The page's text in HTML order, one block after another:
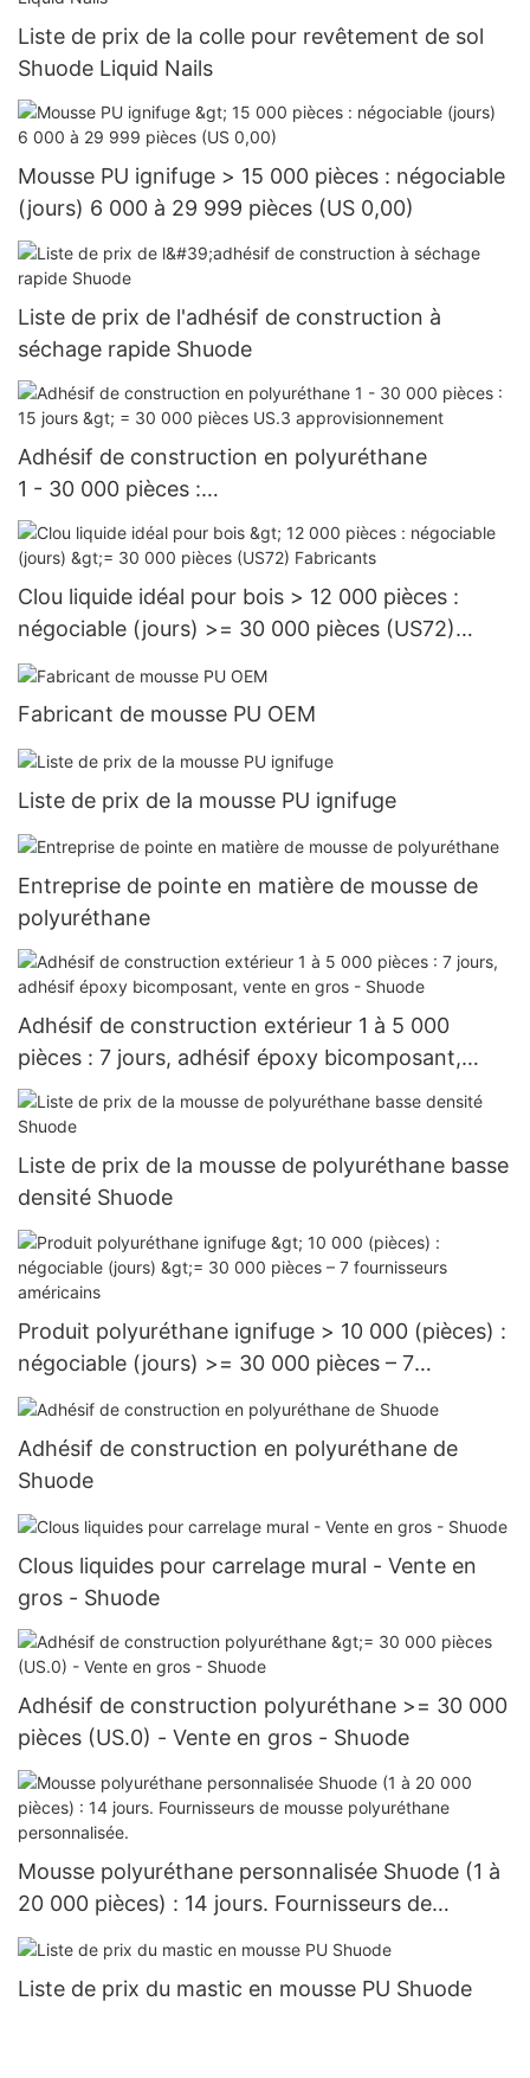
Liste de prix de la colle pour revêtement de sol
Shuode Liquid Nails
Mousse PU ignifuge > 15 000 pièces : négociable
(jours) 6 000 à 29 999 pièces (US 0,00)
Liste de prix de l'adhésif de construction à
séchage rapide Shuode
Adhésif de construction en polyuréthane
1 - 30 000 pièces :
15 jours > = 30 000 pièces US.3 approvisionnem
ent
Clou liquide idéal pour bois > 12 000 pièces :
négociable (jours) >= 30 000 pièces (US72)
Fabricants
Fabricant de mousse PU OEM
Liste de prix de la mousse PU ignifuge
Entreprise de pointe en matière de mousse de
polyuréthane
Adhésif de construction extérieur 1 à 5 000
pièces : 7 jours, adhésif époxy bicomposant,
vente en gros - Shuode
Liste de prix de la mousse de polyuréthane basse
densité Shuode
Produit polyuréthane ignifuge > 10 000 (pièces) :
négociable (jours) >= 30 000 pièces – 7
fournisseurs américains
Adhésif de construction en polyuréthane de
Shuode
Clous liquides pour carrelage mural - Vente en
gros - Shuode
Adhésif de construction polyuréthane >= 30 000
pièces (US.0) - Vente en gros - Shuode
Mousse polyuréthane personnalisée Shuode (1 à
20 000 pièces) : 14 jours. Fournisseurs de
mousse polyuréthane personnalisée.
Liste de prix du mastic en mousse PU Shuode